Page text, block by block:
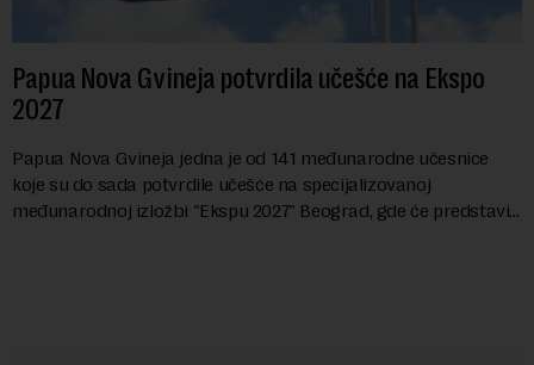
Papua Nova Gvineja potvrdila učešće na Ekspo
2027
Papua Nova Gvineja jedna je od 141 međunarodne učesnice
koje su do sada potvrdile učešće na specijalizovanoj
međunarodnoj izložbi "Ekspu 2027" Beograd, gde će predstaviti